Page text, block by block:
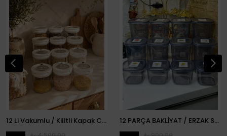
12 Li Vakumlu / Kilitli Kapak Cam Erzak Kabı / Kavanoz 12 PARÇA BAKLİYAT / ERZAK SETİ